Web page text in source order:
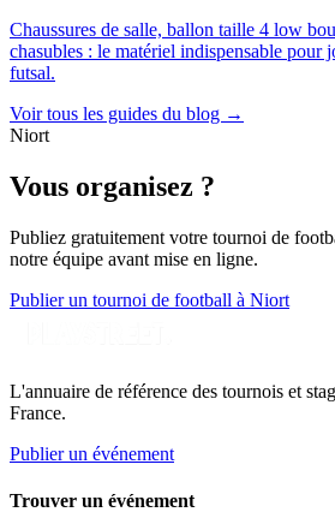
Chaussures de salle, ballon taille 4 low
chasubles : le matériel indispensable pour
futsal.
Voir tous les guides du blog →
Niort
Vous organisez ?
Publiez gratuitement votre tournoi de
notre équipe avant mise en ligne.
Publier un tournoi de football à Niort
L'annuaire de référence des tournois et
France.
Publier un événement
Trouver un événement